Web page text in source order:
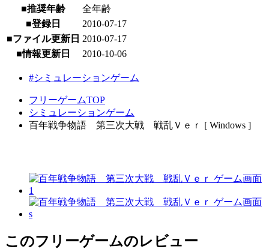
■推奨年齢
全年齢
■登録日
2010-07-17
■ファイル更新日 2010-07-17
■情報更新日
2010-10-06
#シミュレーションゲーム
フリーゲームTOP
シミュレーションゲーム
百年戦争物語 第三次大戦 戦乱Ｖｅｒ [ Windows ]
このフリーゲームのレビュー